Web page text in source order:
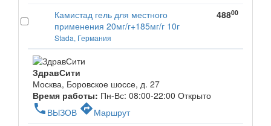
Камистад гель для местного
применения 20мг/г+185мг/г 10г
Stada, Германия
48800
ЗдравСити
Москва, Боровское шоссе, д. 27
Время работы: Пн-Вс: 08:00-22:00 Открыто
phone ВЫЗОВ directionsМаршрут